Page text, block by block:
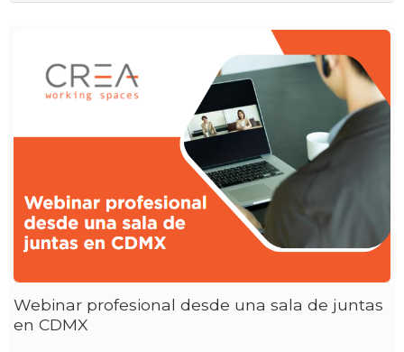
Webinar profesional desde una sala de juntas
en CDMX